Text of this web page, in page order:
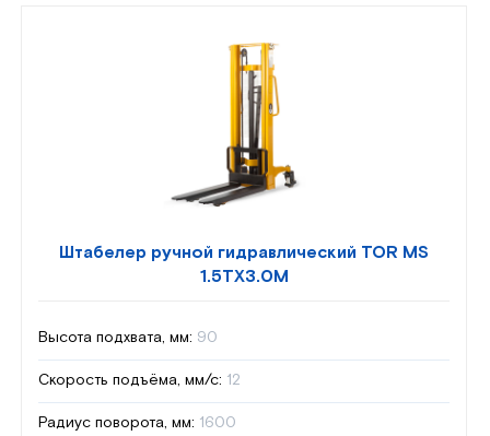
Штабелер ручной гидравлический TOR MS
1.5TX3.0M
Высота подхвата, мм: 90
Скорость подъёма, мм/с: 12
Радиус поворота, мм: 1600